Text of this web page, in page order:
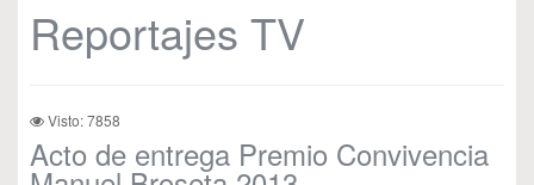
Reportajes TV
Visto: 7858
Acto de entrega Premio Convivencia